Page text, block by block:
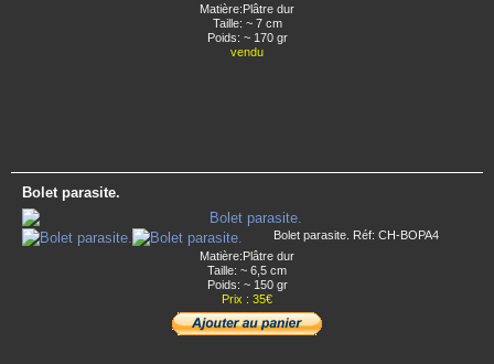
Matière:Plâtre dur
Taille: ~ 7 cm
Poids: ~ 170 gr
vendu
Bolet parasite.
Bolet parasite. Réf: CH-BOPA4
Matière:Plâtre dur
Taille: ~ 6,5 cm
Poids: ~ 150 gr
Prix : 35€